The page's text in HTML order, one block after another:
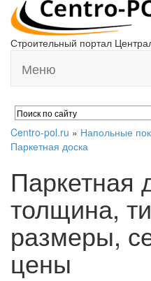
Строительный портал
Меню
Centro-pol.ru » Напольные
Паркетная доска
Паркетная
толщина,
размеры,
цены